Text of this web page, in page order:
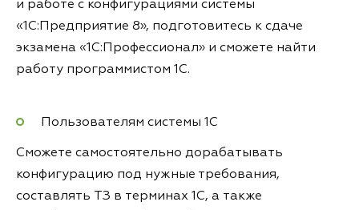
и работе с конфигурациями системы
«1С:Предприятие 8», подготовитесь к сдаче
экзамена «1С:Профессионал» и сможете найти
работу программистом 1С.
Пользователям системы 1С
Сможете самостоятельно дорабатывать
конфигурацию под нужные требования,
составлять ТЗ в терминах 1С, а также